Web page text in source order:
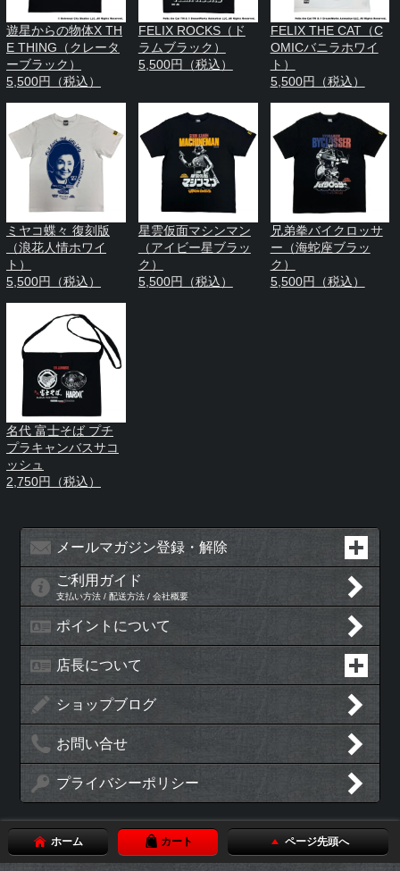
遊星からの物体X TH
E THING（クレータ
ーブラック）
5,500円（税込）
FELIX ROCKS（ド
ラムブラック）
5,500円（税込）
FELIX THE CAT（C
OMICバニラホワイ
ト）
5,500円（税込）
ミヤコ蝶々 復刻版
（浪花人情ホワイ
ト）
5,500円（税込）
星雲仮面マシンマン
（アイビー星ブラッ
ク）
5,500円（税込）
兄弟拳バイクロッサ
ー（海蛇座ブラッ
ク）
5,500円（税込）
名代 富士そば プチ
プラキャンバスサコ
ッシュ
2,750円（税込）
メールマガジン登録・解除
ご利用ガイド
支払い方法 / 配送方法 / 会社概要
ポイントについて
店長について
ショップブログ
お問い合せ
プライバシーポリシー
ホーム カート ページ先頭へ